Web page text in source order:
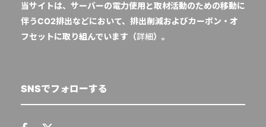
当サイトは、サーバーの電力使用と取材活動のための移動に
伴うCO2排出などにおいて、排出削減およびカーボン・オ
フセットに取り組んでいます（詳細）。
SNSでフォローする